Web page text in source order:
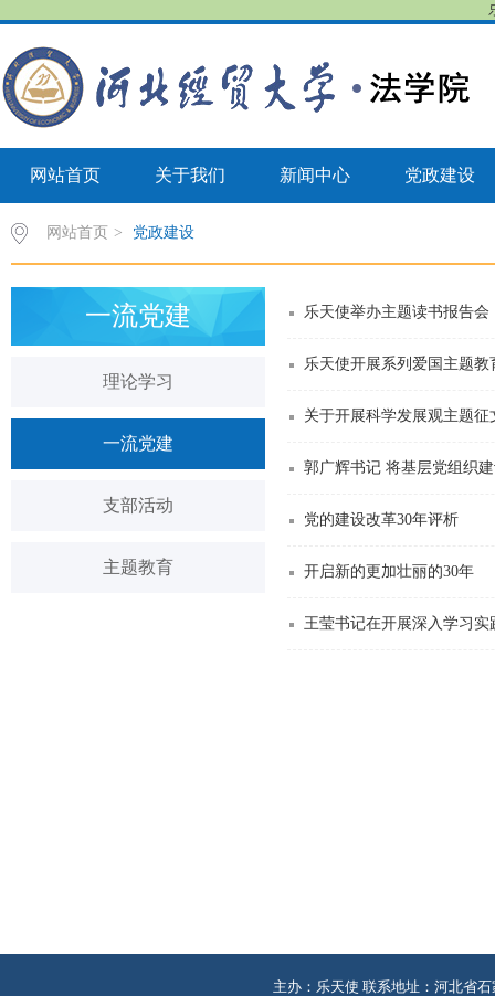
网站首页 关于我们 新闻中心 党政建设
网站首页 > 党政建设
一流党建
理论学习
一流党建
支部活动
主题教育
乐天使举办主题读书报告会
乐天使开展系列爱国主题教
关于开展科学发展观主题征
郭广辉书记 将基层党组织
党的建设改革30年评析
开启新的更加壮丽的30年
王莹书记在开展深入学习
主办：乐天使 联系地址：河北省